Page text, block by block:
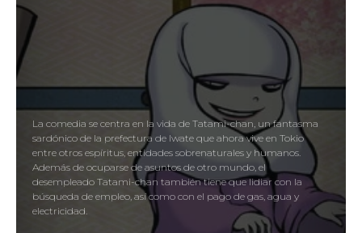
La comedia se centra en la vida de Tatami-chan, un fantasma
sardónico de la prefectura de Iwate que ahora vive en Tokio
entre otros espíritus, entidades sobrenaturales y humanos.
Además de ocuparse de asuntos de otro mundo, el
desempleado Tatami-chan también tiene que lidiar con la
búsqueda de empleo, así como con el pago de gas, agua y
electricidad.